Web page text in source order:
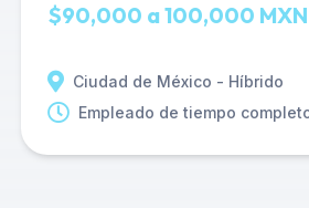
$90,000 a 100,000
Ciudad de México - Híbrido
Empleado de tiempo